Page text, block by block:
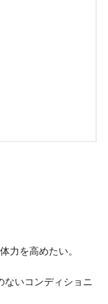
力を高めたい。
ないコンディショニ